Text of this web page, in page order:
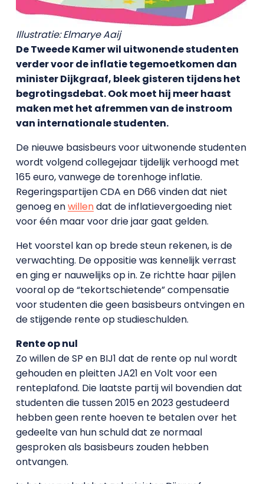
Illustratie: Elmarye Aaij
De Tweede Kamer wil uitwonende studenten
verder voor de inflatie tegemoetkomen dan
minister Dijkgraaf, bleek gisteren tijdens het
begrotingsdebat. Ook moet hij meer haast
maken met het afremmen van de instroom
van internationale studenten.
De nieuwe basisbeurs voor uitwonende studenten
wordt volgend collegejaar tijdelijk verhoogd met
165 euro, vanwege de torenhoge inflatie.
Regeringspartijen CDA en D66 vinden dat niet
genoeg enwillendat de inflatievergoeding niet
voor één maar voor drie jaar gaat gelden.
Het voorstel kan op brede steun rekenen, is de
verwachting. De oppositie was kennelijk verrast
en ging er nauwelijks op in. Ze richtte haar pijlen
vooral op de “tekortschietende” compensatie
voor studenten die geen basisbeurs ontvingen en
de stijgende rente op studieschulden.
Rente op nul
Zo willen de SP en BIJ1 dat de rente op nul wordt
gehouden en pleitten JA21 en Volt voor een
renteplafond. Die laatste partij wil bovendien dat
studenten die tussen 2015 en 2023 gestudeerd
hebben geen rente hoeven te betalen over het
gedeelte van hun schuld dat ze normaal
gesproken als basisbeurs zouden hebben
ontvangen.